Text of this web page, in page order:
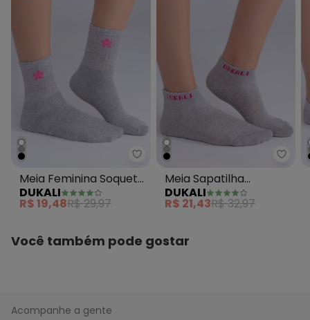
Dukali - Meia Feminina
Meia Feminina Soquete
sem Costura Cinza
DUKALI
R$ 19,48R$ 29,97
Meia Sapatilha
Feminina Cinza
DUKALI
R$ 21,43R$ 32,97
Você também pode gostar
Acompanhe a gente